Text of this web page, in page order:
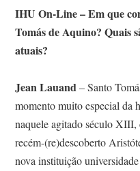
IHU On-Line – Em que
Tomás de Aquino? Quais
atuais?
Jean Lauand– Santo
momento muito especial da
naquele agitado século XIII,
recém-(re)descoberto
nova instituição